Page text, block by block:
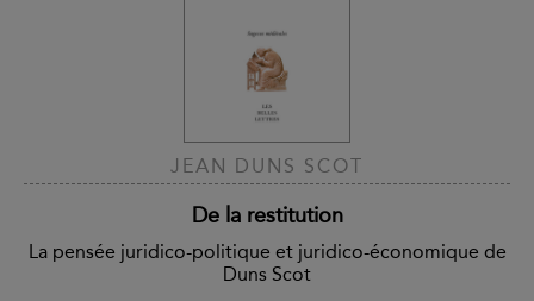
JEAN DUNS SCOT
De la restitution
La pensée juridico-politique et juridico-économique de
Duns Scot